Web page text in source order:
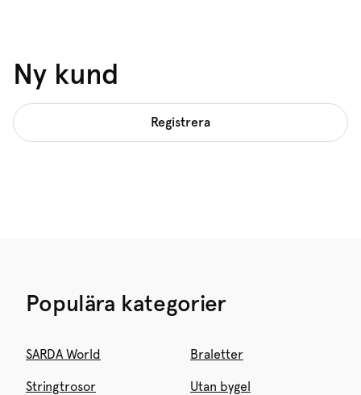
Ny kund
Registrera
Populära kategorier
SARDA World Braletter
Stringtrosor Utan bygel